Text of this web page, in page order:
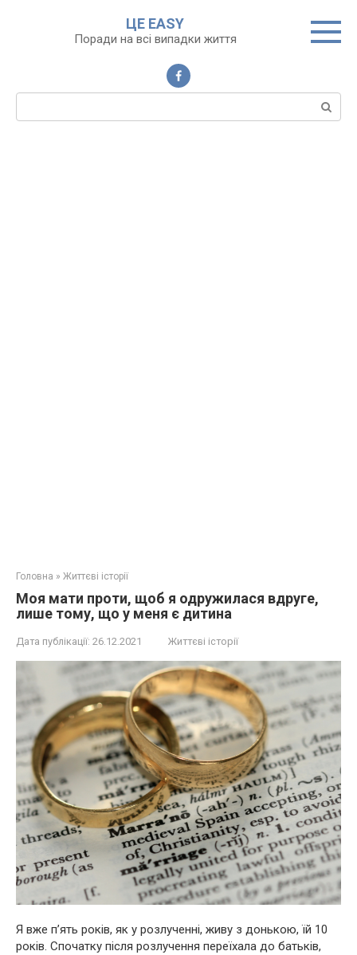
ЦЕ EASY
Поради на всі випадки життя
Пошук:
Головна » Життєві історії
Моя мати проти, щоб я одружилася вдруге,
лише тому, що у меня є дитина
Дата публікації: 26.12.2021 Життєві історії
Я вже п’ять років, як у розлученні, живу з донькою, їй 10
років. Спочатку після розлучення переїхала до батьків,